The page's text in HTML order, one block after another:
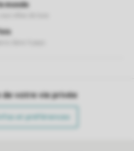
de votre vie privée
et préférences